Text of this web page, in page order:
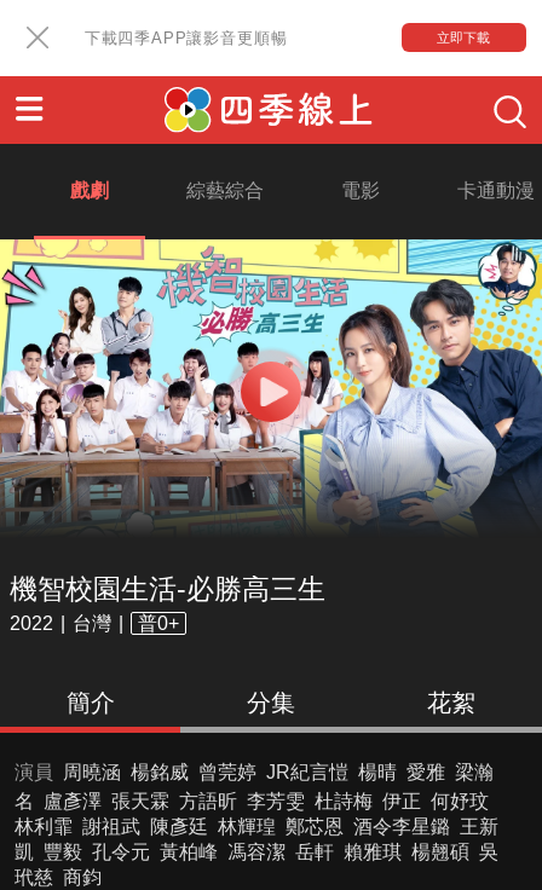
下載四季APP讓影音更順暢 立即下載
戲劇 綜藝綜合 電影 卡通動漫
機智校園生活-必勝高三生
2022 台灣 普0+
簡介 分集 花絮
演員 周曉涵 楊銘威 曾莞婷 JR紀言愷 楊晴 愛雅 梁瀚
名
盧彥澤 張天霖 方語昕 李芳雯 杜詩梅 伊正 何妤玟
林利霏 謝祖武 陳彥廷 林輝瑝 鄭芯恩 酒令李星鏴 王新
凱 豐毅 孔令元 黃柏峰 馮容潔 岳軒 賴雅琪 楊翹碩 吳
玳慈 商鈞